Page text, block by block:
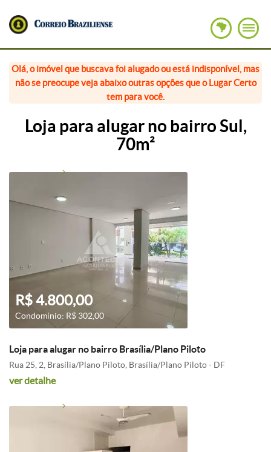
Olá, o imóvel que buscava foi alugado ou está indisponível, mas
não se preocupe veja abaixo outras opções que o Lugar Certo
tem para você.
Loja para alugar no bairro Sul,
70m²
R$ 4.800,00
Condomínio: R$ 302,00
Loja para alugar no bairro Brasília/Plano Piloto
Rua 25, 2, Brasília/Plano Piloto, Brasília/Plano Piloto - DF
ver detalhe